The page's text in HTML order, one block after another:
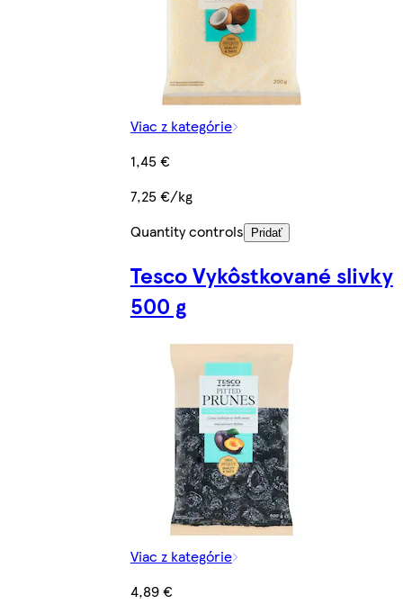
Viac z kategórie
1,45 €
7,25 €/kg
Quantity controls
Pridať
Tesco Vykôstkované slivky
500 g
Viac z kategórie
4,89 €